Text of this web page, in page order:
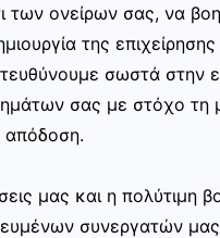
των ονείρων σας, να
της
σωστά στην
σας με στόχο τη
απόδοση.
μας και η πολύτιμη
συνεργατών